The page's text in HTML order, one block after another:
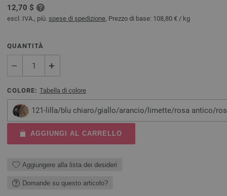
12,70 $
escl. IVA., più. spese di spedizione, Prezzo di base: 108,80 € / kg
QUANTITÀ
COLORE: Tabella di colore
121-lilla/blu chiaro/giallo/arancio/limette/rosa antico/
AGGIUNGI AL CARRELLO
Aggiungere alla lista dei desideri
Domande su questo articolo?